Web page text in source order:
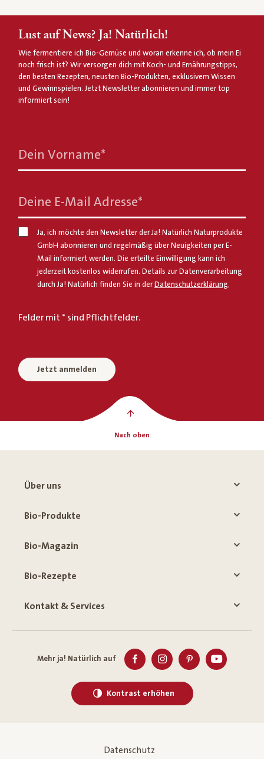
Lust auf News? Ja! Natürlich!
Wie fermentiere ich Bio-Gemüse und woran erkenne ich, ob mein Ei
noch frisch ist? Wir versorgen dich mit Koch- und Ernährungstipps,
den besten Rezepten, neusten Bio-Produkten, exklusivem Wissen
und Gewinnspielen. Jetzt Newsletter abonnieren und immer top
informiert sein!
Dein Vorname*
Deine E-Mail Adresse*
Ja, ich möchte den Newsletter der Ja! Natürlich Naturprodukte
GmbH abonnieren und regelmäßig über Neuigkeiten per E-
Mail informiert werden. Die erteilte Einwilligung kann ich
jederzeit kostenlos widerrufen. Details zur Datenverarbeitung
durch Ja! Natürlich finden Sie in derDatenschutzerklärung.
Felder mit * sind Pflichtfelder.
Jetzt anmelden
Nach oben
Über uns
Bio-Produkte
Bio-Magazin
Bio-Rezepte
Kontakt & Services
Mehr ja! Natürlich auf
Kontrast erhöhen
Datenschutz